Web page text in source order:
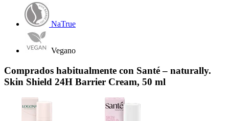
NaTrue
Vegano
Comprados habitualmente con Santé – naturally.
Skin Shield 24H Barrier Cream, 50 ml